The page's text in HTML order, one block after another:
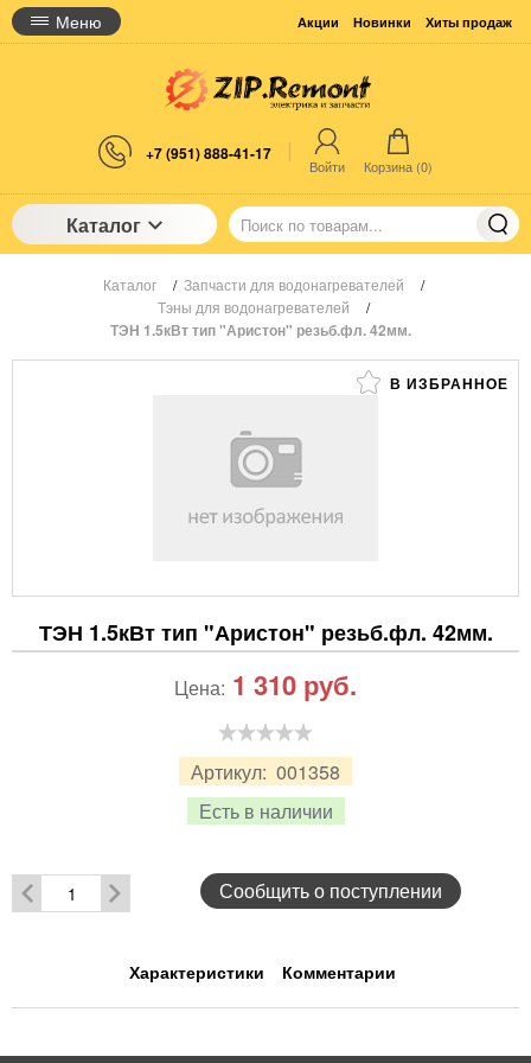
Меню Акции Новинки Хиты продаж
+7 (951) 888-41-17
Войти Корзина (0)
Каталог
Каталог / Запчасти для водонагревателей
/
Тэны для водонагревателей
/
ТЭН 1.5кВт тип "Аристон" резьб.фл. 42мм.
В ИЗБРАННОЕ
ТЭН 1.5кВт тип "Аристон" резьб.фл. 42мм.
Артикул: 001358
Есть в наличии
Цена: 1 310 руб.
Сообщить о поступлении
Характеристики Комментарии